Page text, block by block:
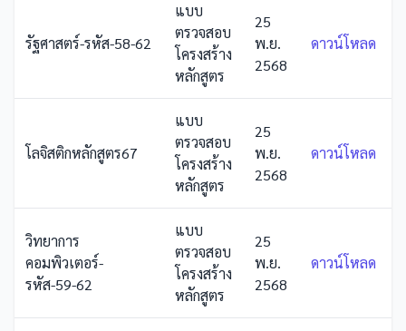
รัฐศาสตร์-รหัส-58-62
แบบ
ตรวจสอบ
โครงสร้าง
หลักสูตร
25
พ.ย.
2568
ดาวน์โหลด
โลจิสติกหลักสูตร67
แบบ
ตรวจสอบ
โครงสร้าง
หลักสูตร
25
พ.ย.
2568
ดาวน์โหลด
วิทยาการ
คอมพิวเตอร์-
รหัส-59-62
แบบ
ตรวจสอบ
โครงสร้าง
หลักสูตร
25
พ.ย.
2568
ดาวน์โหลด